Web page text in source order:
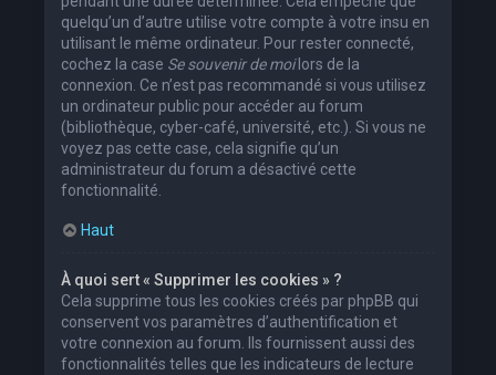
quelqu’un d’autre utilise votre compte à votre insu en
utilisant le même ordinateur. Pour rester connecté,
cochez la case Se souvenir de moilors de la
connexion. Ce n’est pas recommandé si vous utilisez
un ordinateur public pour accéder au forum
(bibliothèque, cyber-café, université, etc.). Si vous ne
voyez pas cette case, cela signifie qu’un
administrateur du forum a désactivé cette
fonctionnalité.
Haut
À quoi sert « Supprimer les cookies » ?
Cela supprime tous les cookies créés par phpBB qui
conservent vos paramètres d’authentification et
votre connexion au forum. Ils fournissent aussi des
fonctionnalités telles que les indicateurs de lecture